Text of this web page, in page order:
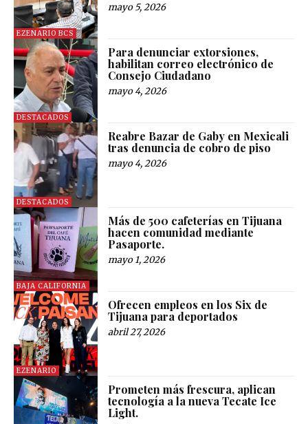
EZENARIO BCS
mayo 5, 2026
DESTACADOS
Para denunciar extorsiones,
habilitan correo electrónico de
Consejo Ciudadano
mayo 4, 2026
DESTACADOS
Reabre Bazar de Gaby en Mexicali
tras denuncia de cobro de piso
mayo 4, 2026
BAJA CALIFORNIA
Más de 500 cafeterías en Tijuana
hacen comunidad mediante
Pasaporte.
mayo 1, 2026
EZENARIO
Ofrecen empleos en los Six de
Tijuana para deportados
abril 27, 2026
Prometen más frescura, aplican
tecnología a la nueva Tecate Ice
Light.